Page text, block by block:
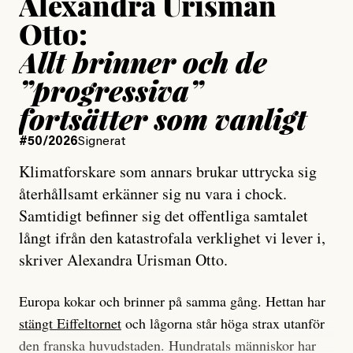
Otto:
Allt brinner och de
”progressiva”
fortsätter som vanligt
#50/2026Signerat
Klimatforskare som annars brukar uttrycka sig
återhållsamt erkänner sig nu vara i chock.
Samtidigt befinner sig det offentliga samtalet
långt ifrån den katastrofala verklighet vi lever i,
skriver Alexandra Urisman Otto.
Europa kokar och brinner på samma gång. Hettan har
stängt Eiffeltornet och lågorna står höga strax utanför
den franska huvudstaden. Hundratals människor har